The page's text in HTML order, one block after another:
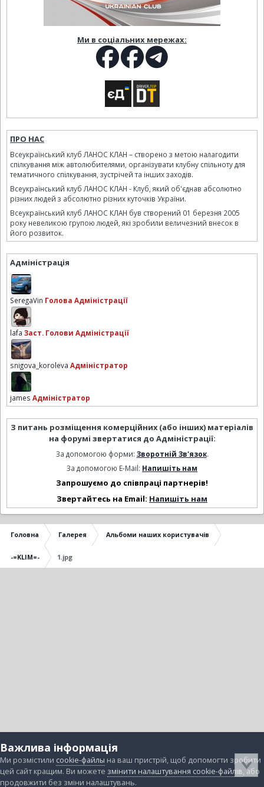
Ми в соціальних мережах:
ПРО НАС
Всеукраїнський клуб ЛАНОС КЛАН – створено з метою налагодити
спілкування між автолюбителями, організувати клубну спільноту для
тематичного спілкування, зустрічей та інших заходів.
Всеукраїнський клуб ЛАНОС КЛАН - Клуб, який об'єднав абсолютно
різних людей з абсолютно різних куточків України.
Всеукраїнський клуб ЛАНОС КЛАН був створений 01 березня 2005
року невеликою групою людей, які зробили величезний внесок в
його розвиток.
Адміністрація
SeregaVin Голова Адміністрації
lafa Заст. Голови Адміністрації
snigova_koroleva Адміністратор
james Адміністратор
З питань розміщення комерційних (або інших) матеріалів
на форумі звертатися до Адміністрації:
За допомогою форми: Зворотній Зв'язок.
За допомогою E-Mail: Напишіть нам
Запрошуємо до співпраці партнерів!
Звертайтесь на Email: Напишіть нам
Головна Галерея Альбоми наших користувачів
-=KLIM=- 1.jpg
Важлива інформація
Ми розмістили cookie-файлы на ваш пристрій, щоб допомогти зробити
цей сайт кращим. Ви можете змінити налаштування cookie-файлів, або
продовжити без зміни налаштувань.